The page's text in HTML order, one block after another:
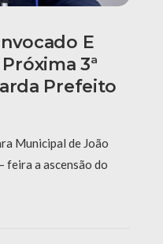
E
3ª
Prefeito
Municipal de João
feira a ascensão do